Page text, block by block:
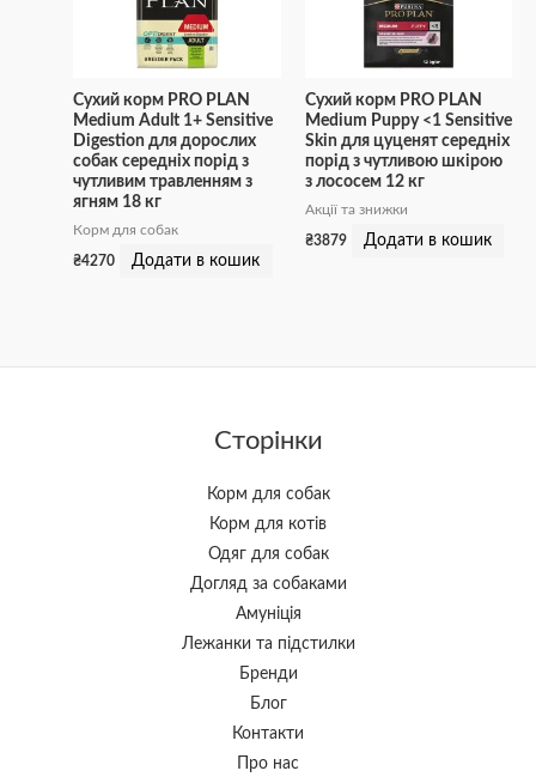
Сухий корм PRO PLAN
Medium Adult 1+ Sensitive
Digestion для дорослих
собак середніх порід з
чутливим травленням з
ягням 18 кг
Корм для собак
₴4270 Додати в кошик
Сухий корм PRO PLAN
Medium Puppy <1 Sensitive
Skin для цуценят середніх
порід з чутливою шкірою
з лососем 12 кг
Акції та знижки
₴3879 Додати в кошик
Сторінки
Корм для собак
Корм для котів
Одяг для собак
Догляд за собаками
Амуніція
Лежанки та підстилки
Бренди
Блог
Контакти
Про нас